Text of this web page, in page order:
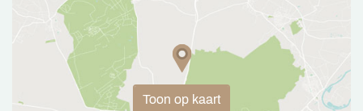
Toon op kaart